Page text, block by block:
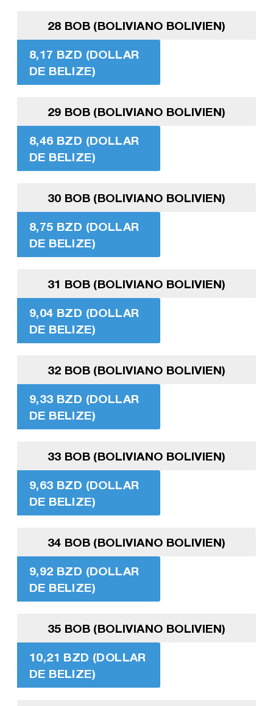
28 BOB (BOLIVIANO BOLIVIEN)
8,17 BZD (DOLLAR
DE BELIZE)
29 BOB (BOLIVIANO BOLIVIEN)
8,46 BZD (DOLLAR
DE BELIZE)
30 BOB (BOLIVIANO BOLIVIEN)
8,75 BZD (DOLLAR
DE BELIZE)
31 BOB (BOLIVIANO BOLIVIEN)
9,04 BZD (DOLLAR
DE BELIZE)
32 BOB (BOLIVIANO BOLIVIEN)
9,33 BZD (DOLLAR
DE BELIZE)
33 BOB (BOLIVIANO BOLIVIEN)
9,63 BZD (DOLLAR
DE BELIZE)
34 BOB (BOLIVIANO BOLIVIEN)
9,92 BZD (DOLLAR
DE BELIZE)
35 BOB (BOLIVIANO BOLIVIEN)
10,21 BZD (DOLLAR
DE BELIZE)